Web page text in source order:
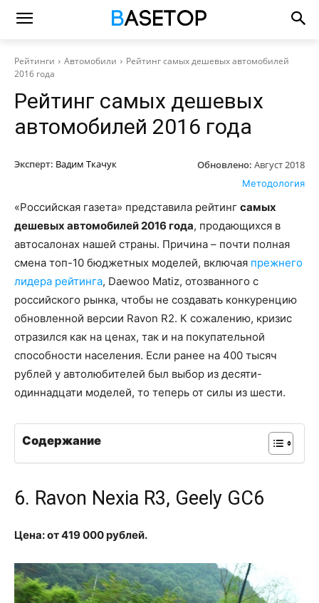
Рейтинги Автомобили
Рейтинг самых дешевых автомобилей
2016 года
Рейтинг самых дешевых
автомобилей 2016 года
Эксперт: Вадим Ткачук Обновлено: Август 2018
Методология
«Российская газета» представила рейтинг самых
дешевых автомобилей 2016 года, продающихся в
автосалонах нашей страны. Причина – почти полная
смена топ-10 бюджетных моделей, включая прежнего
лидера рейтинга, Daewoo Matiz, отозванного с
российского рынка, чтобы не создавать конкуренцию
обновленной версии Ravon R2. К сожалению, кризис
отразился как на ценах, так и на покупательной
способности населения. Если ранее на 400 тысяч
рублей у автолюбителей был выбор из десяти-
одиннадцати моделей, то теперь от силы из шести.
Содержание
6. Ravon Nexia R3, Geely GC6
Цена: от 419 000 рублей.